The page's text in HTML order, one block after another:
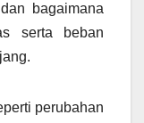
bagaimana
serta beban
perubahan